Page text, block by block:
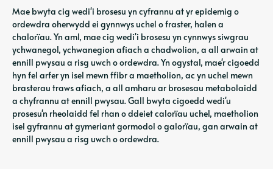
Mae bwyta cig wedi'i brosesu yn cyfrannu at yr epidemig o
ordewdra oherwydd ei gynnwys uchel o fraster, halen a
chalorïau. Yn aml, mae cig wedi'i brosesu yn cynnwys siwgrau
ychwanegol, ychwanegion afiach a chadwolion, a all arwain at
ennill pwysau a risg uwch o ordewdra. Yn ogystal, mae'r cigoedd
hyn fel arfer yn isel mewn ffibr a maetholion, ac yn uchel mewn
brasterau traws afiach, a all amharu ar brosesau metabolaidd
a chyfrannu at ennill pwysau. Gall bwyta cigoedd wedi'u
prosesu'n rheolaidd fel rhan o ddeiet calorïau uchel, maetholion
isel gyfrannu at gymeriant gormodol o galorïau, gan arwain at
ennill pwysau a risg uwch o ordewdra.